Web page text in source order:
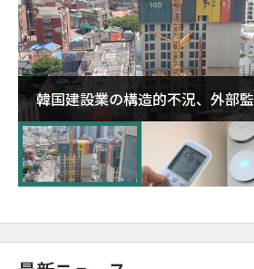
韓国建設業の構造的不況、外部
超が「ゾンビ企業」に…5年で